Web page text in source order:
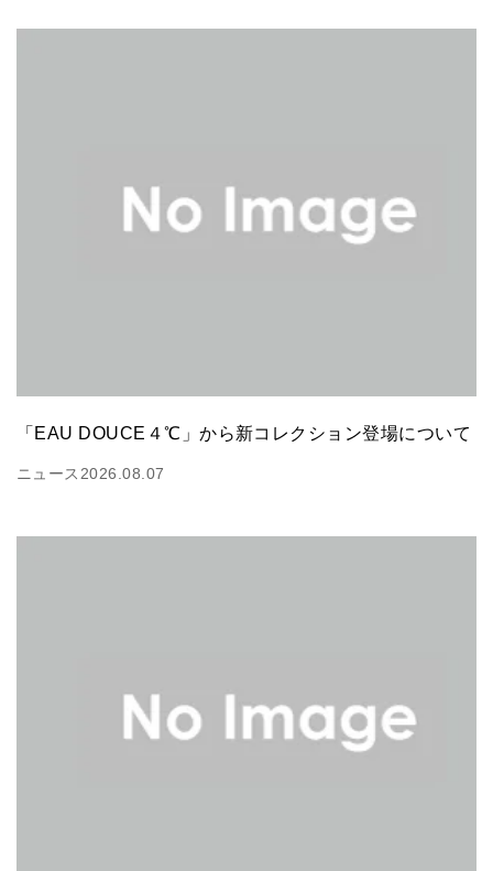
「EAU DOUCE４℃」から新コレクション登場について
ニュース 2026.08.07